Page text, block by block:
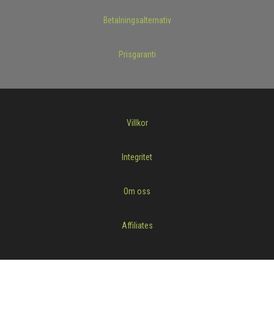
Betalningsalternativ
Prisgaranti
Villkor
Integritet
Om oss
Affiliates